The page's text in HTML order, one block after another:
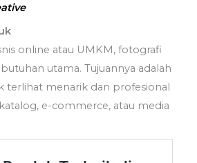
online atau UMKM, fotografi
utama. Tujuannya adalah
terlihat menarik dan profesional
e-commerce, atau media